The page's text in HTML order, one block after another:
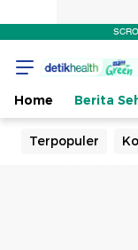
Home Berita
Terpopuler